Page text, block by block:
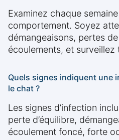
Examinez chaque
comportement. Soyez
démangeaisons, pertes
écoulements, et
Quels signes indiquent une
le chat ?
Les signes d’infection
perte d’équilibre,
écoulement foncé, forte